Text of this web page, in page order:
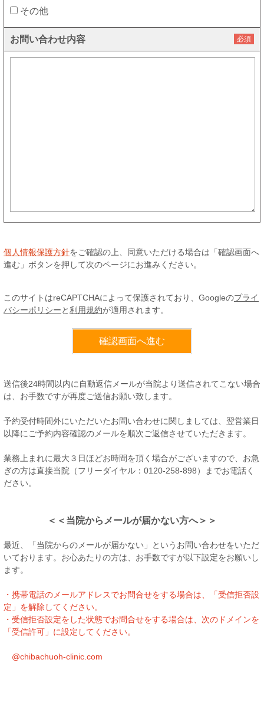
その他
お問い合わせ内容 必須
個人情報保護方針をご確認の上、同意いただける場合は「確認画面へ
進む」ボタンを押して次のページにお進みください。
このサイトはreCAPTCHAによって保護されており、Googleのプライ
バシーポリシーと利用規約が適用されます。
送信後24時間以内に自動返信メールが当院より送信されてこない場合
は、お手数ですが再度ご送信お願い致します。
予約受付時間外にいただいたお問い合わせに関しましては、翌営業日
以降にご予約内容確認のメールを順次ご返信させていただきます。
業務上まれに最大３日ほどお時間を頂く場合がございますので、お急
ぎの方は直接当院（フリーダイヤル：0120‐258‐898）までお電話く
ださい。
＜＜当院からメールが届かない方へ＞＞
最近、「当院からのメールが届かない」というお問い合わせをいただ
いております。お心あたりの方は、お手数ですが以下設定をお願いし
ます。
・携帯電話のメールアドレスでお問合せをする場合は、「受信拒否設
定」を解除してください。
・受信拒否設定をした状態でお問合せをする場合は、次のドメインを
「受信許可」に設定してください。
@chibachuoh-clinic.com